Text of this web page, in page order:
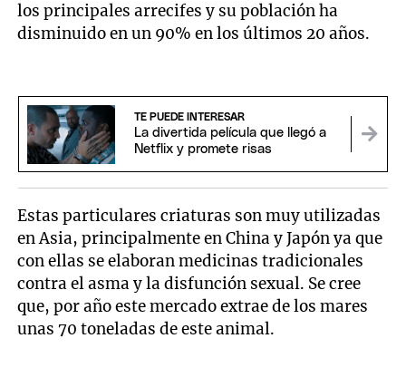
los principales arrecifes y su población ha
disminuido en un 90% en los últimos 20 años.
TE PUEDE INTERESAR
La divertida película que llegó a
Netflix y promete risas
Estas particulares criaturas son muy utilizadas
en Asia, principalmente en China y Japón ya que
con ellas se elaboran medicinas tradicionales
contra el asma y la disfunción sexual. Se cree
que, por año este mercado extrae de los mares
unas 70 toneladas de este animal.